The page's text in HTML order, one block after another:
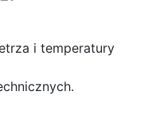
i temperatury